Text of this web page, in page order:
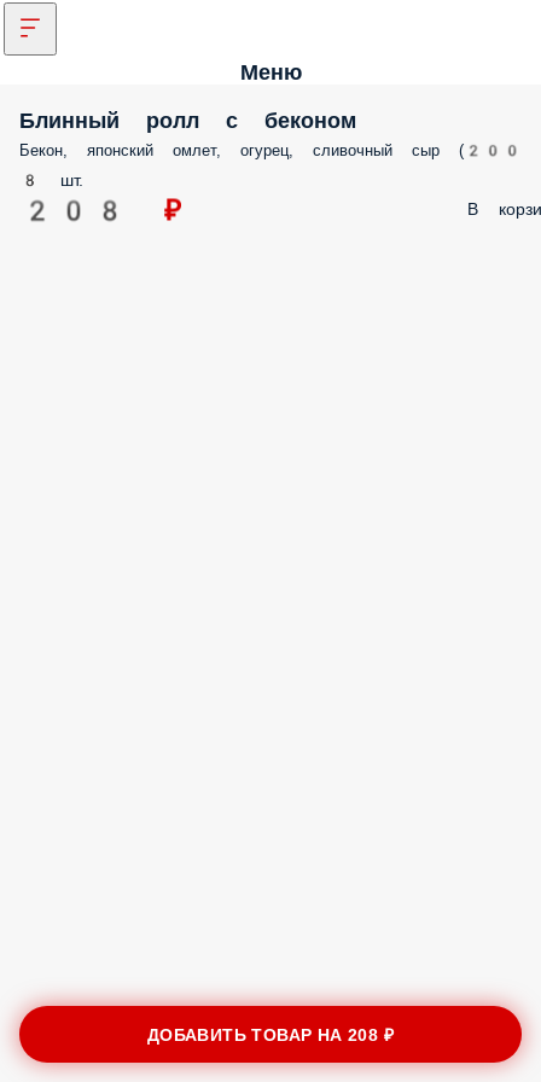
Меню
Блинный ролл с беконом
Бекон, японский омлет, огурец, сливочный сыр (200
8 шт.
208 ₽ В
ДОБАВИТЬ ТОВАР НА208 ₽